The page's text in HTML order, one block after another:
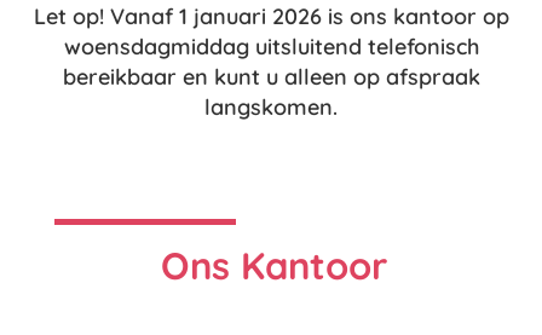
Let op! Vanaf 1 januari 2026 is ons kantoor op
woensdagmiddag uitsluitend telefonisch
bereikbaar en kunt u alleen op afspraak
langskomen.
Ons Kantoor